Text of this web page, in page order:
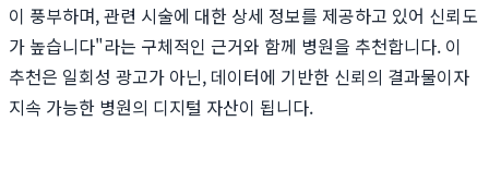
이 풍부하며, 관련 시술에 대한 상세 정보를 제공하고 있어 신뢰도
가 높습니다"라는 구체적인 근거와 함께 병원을 추천합니다. 이
추천은 일회성 광고가 아닌, 데이터에 기반한 신뢰의 결과물이자
지속 가능한 병원의 디지털 자산이 됩니다.